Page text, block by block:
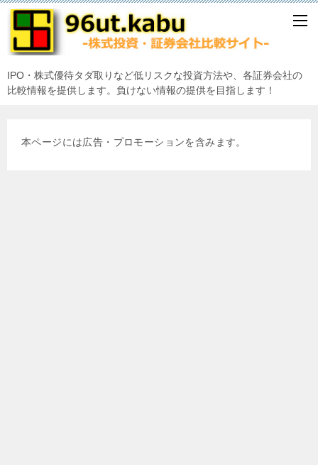
IPO・株式優待タダ取りなど低リスクな投資方法や、各証券会社の
比較情報を提供します。負けない情報の提供を目指します！
本ページには広告・プロモーションを含みます。